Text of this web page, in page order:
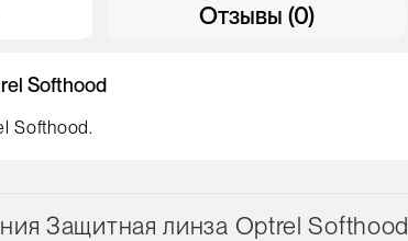
Отзывы (0)
Softhood
Softhood.
Защитная линза Optrel Softhood